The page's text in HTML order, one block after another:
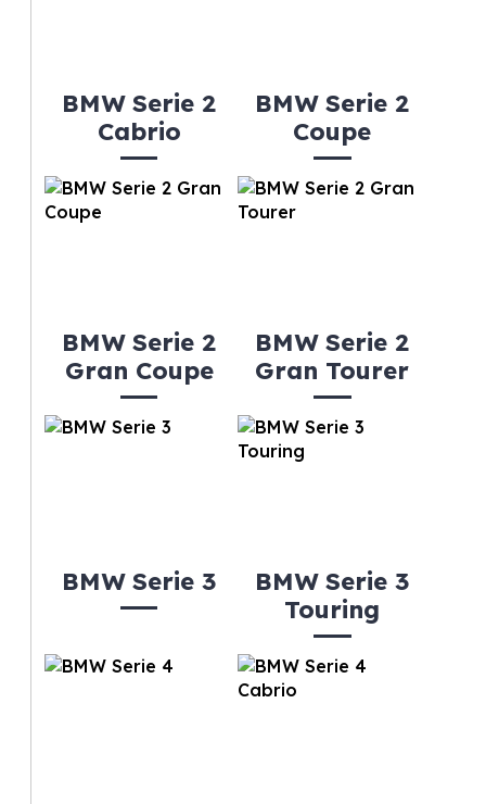
BMW Serie 2
Cabrio
BMW Serie 2
Coupe
BMW Serie 2
Gran Coupe
BMW Serie 2
Gran Tourer
BMW Serie 3
BMW Serie 3
Touring